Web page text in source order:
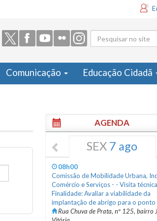
de busca
Comunicação Educação Cidadã
AGENDA
SEX 7 ago
08h00
Comissão de Mobilidade Urbana,
Comércio e Serviços - - Visita
Finalidade: Avaliar a viabilidade da
implantação de abrigo para o ponto
Rua Chuva de Prata, nº 125, bairro